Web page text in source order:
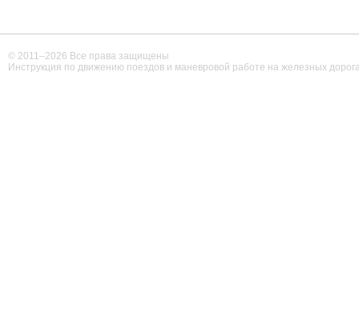
© 2011–2026 Все права защищены
Инструкция по движению поездов и маневровой работе на железных